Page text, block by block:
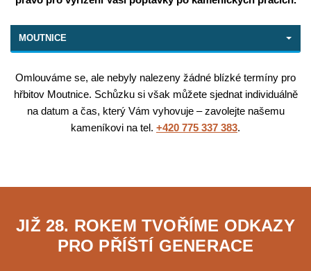
MOUTNICE
Omlouváme se, ale nebyly nalezeny žádné blízké termíny pro
hřbitov Moutnice. Schůzku si však můžete sjednat individuálně
na datum a čas, který Vám vyhovuje – zavolejte našemu
kameníkovi na tel. +420 775 337 383.
JIŽ 28. ROKEM TVOŘÍME ODKAZY
PRO PŘÍŠTÍ GENERACE